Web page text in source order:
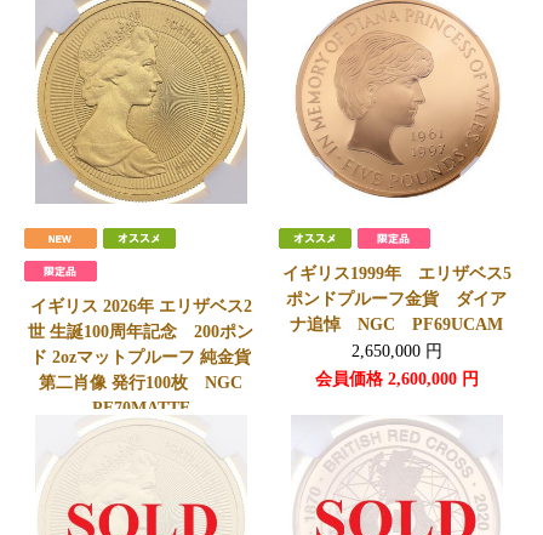
会員価格 3,150,000円
イギリス 2026年 エリザベス2
世 生誕100周年記念 200ポン
ド 2ozマットプルーフ 純金貨
第二肖像 発行100枚 NGC
PF70MATTE
2,900,000円
会員価格
円
イギリス1999年 エリザベス5
ポンドプルーフ金貨 ダイア
ナ追悼 NGC PF69UCAM
2,650,000 円
会員価格 2,600,000円